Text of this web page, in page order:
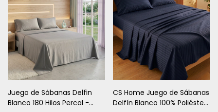
Juego de Sábanas Delfin
Blanco 180 Hilos Percal -
CS Home Juego de Sábanas
Delfín Blanco 100% Poliéster